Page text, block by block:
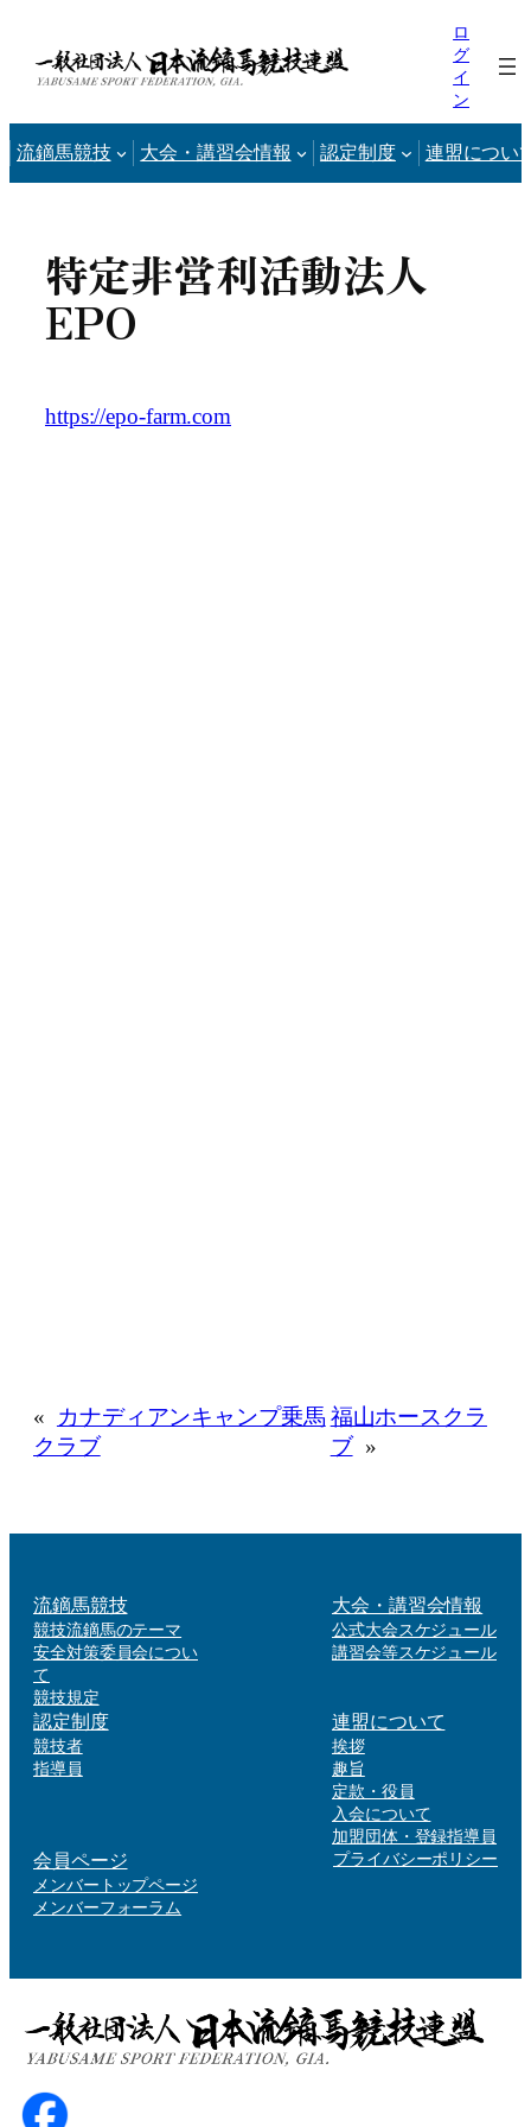
キ
ッ
ロ
グ
イ
ン
流鏑馬競技 大会・講習会情報 認定制度 連盟につい
特定非営利活動法人
EPO
https://epo-farm.com
«
カナディアンキャンプ乗馬
クラブ
福山ホースクラ
ブ »
流鏑馬競技
競技流鏑馬のテーマ
安全対策委員会につい
て
競技規定
大会・講習会情報
公式大会スケジュール
講習会等スケジュール
認定制度
競技者
指導員
連盟について
挨拶
趣旨
定款・役員
入会について
加盟団体・登録指導員
会員ページ
メンバートップページ
メンバーフォーラム
プライバシーポリシー